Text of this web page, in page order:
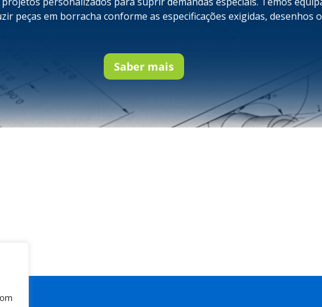
peças em borracha conforme as especificações exigidas, desenhos
Saber mais